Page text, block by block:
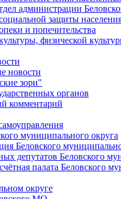
администрации
защиты
и попечительства
физической
новости
зори"
органов
комментарий
муниципального округа
Беловского
депутатов Беловского
палата Беловского
округе